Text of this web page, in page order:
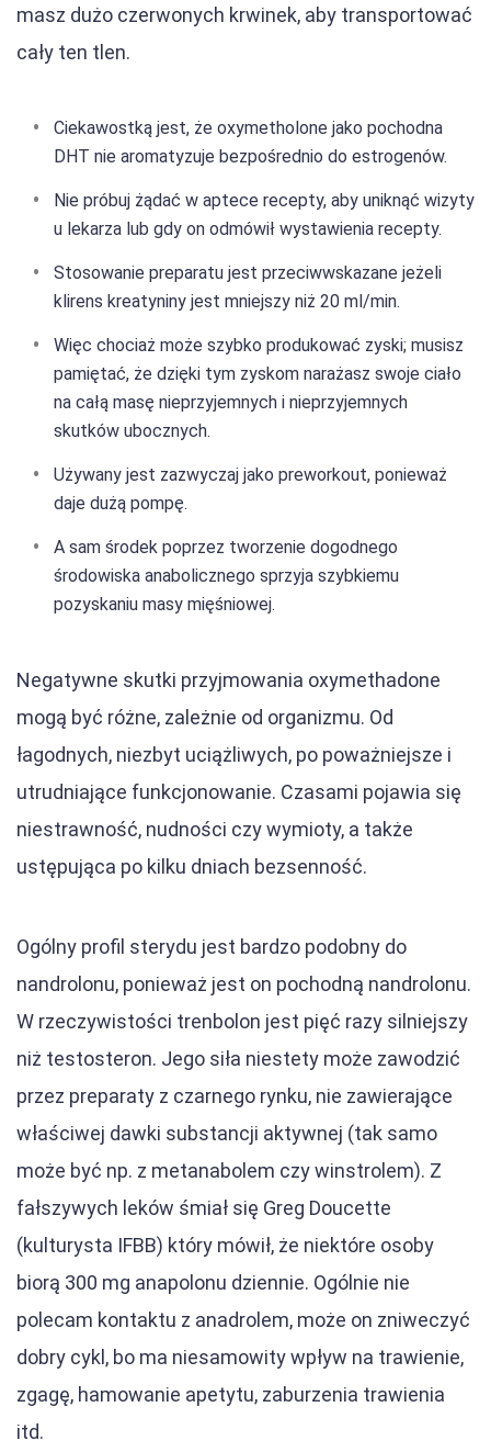
masz dużo czerwonych krwinek, aby transportować
cały ten tlen.
Ciekawostką jest, że oxymetholone jako pochodna
DHT nie aromatyzuje bezpośrednio do estrogenów.
Nie próbuj żądać w aptece recepty, aby uniknąć wizyty
u lekarza lub gdy on odmówił wystawienia recepty.
Stosowanie preparatu jest przeciwwskazane jeżeli
klirens kreatyniny jest mniejszy niż 20 ml/min.
Więc chociaż może szybko produkować zyski; musisz
pamiętać, że dzięki tym zyskom narażasz swoje ciało
na całą masę nieprzyjemnych i nieprzyjemnych
skutków ubocznych.
Używany jest zazwyczaj jako preworkout, ponieważ
daje dużą pompę.
A sam środek poprzez tworzenie dogodnego
środowiska anabolicznego sprzyja szybkiemu
pozyskaniu masy mięśniowej.
Negatywne skutki przyjmowania oxymethadone
mogą być różne, zależnie od organizmu. Od
łagodnych, niezbyt uciążliwych, po poważniejsze i
utrudniające funkcjonowanie. Czasami pojawia się
niestrawność, nudności czy wymioty, a także
ustępująca po kilku dniach bezsenność.
Ogólny profil sterydu jest bardzo podobny do
nandrolonu, ponieważ jest on pochodną nandrolonu.
W rzeczywistości trenbolon jest pięć razy silniejszy
niż testosteron. Jego siła niestety może zawodzić
przez preparaty z czarnego rynku, nie zawierające
właściwej dawki substancji aktywnej (tak samo
może być np. z metanabolem czy winstrolem). Z
fałszywych leków śmiał się Greg Doucette
(kulturysta IFBB) który mówił, że niektóre osoby
biorą 300 mg anapolonu dziennie. Ogólnie nie
polecam kontaktu z anadrolem, może on zniweczyć
dobry cykl, bo ma niesamowity wpływ na trawienie,
zgagę, hamowanie apetytu, zaburzenia trawienia
itd.